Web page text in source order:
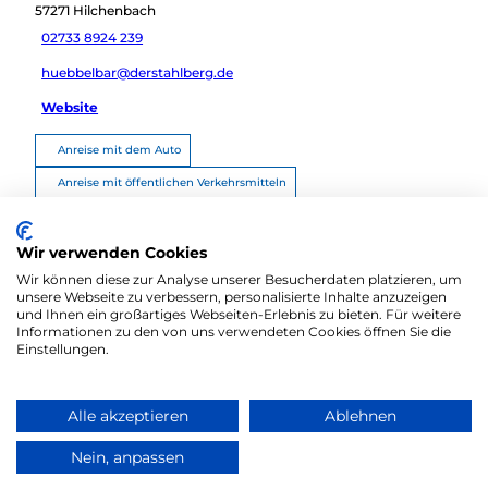
57271 Hilchenbach
02733 8924 239
huebbelbar@derstahlberg.de
Website
Anreise mit dem Auto
Anreise mit öffentlichen Verkehrsmitteln
Zum Partnerbereich
Impressum
Wir verwenden Cookies
Wir können diese zur Analyse unserer Besucherdaten platzieren, um
unsere Webseite zu verbessern, personalisierte Inhalte anzuzeigen
und Ihnen ein großartiges Webseiten-Erlebnis zu bieten. Für weitere
Informationen zu den von uns verwendeten Cookies öffnen Sie die
Einstellungen.
Alle akzeptieren Ablehnen
Nein, anpassen